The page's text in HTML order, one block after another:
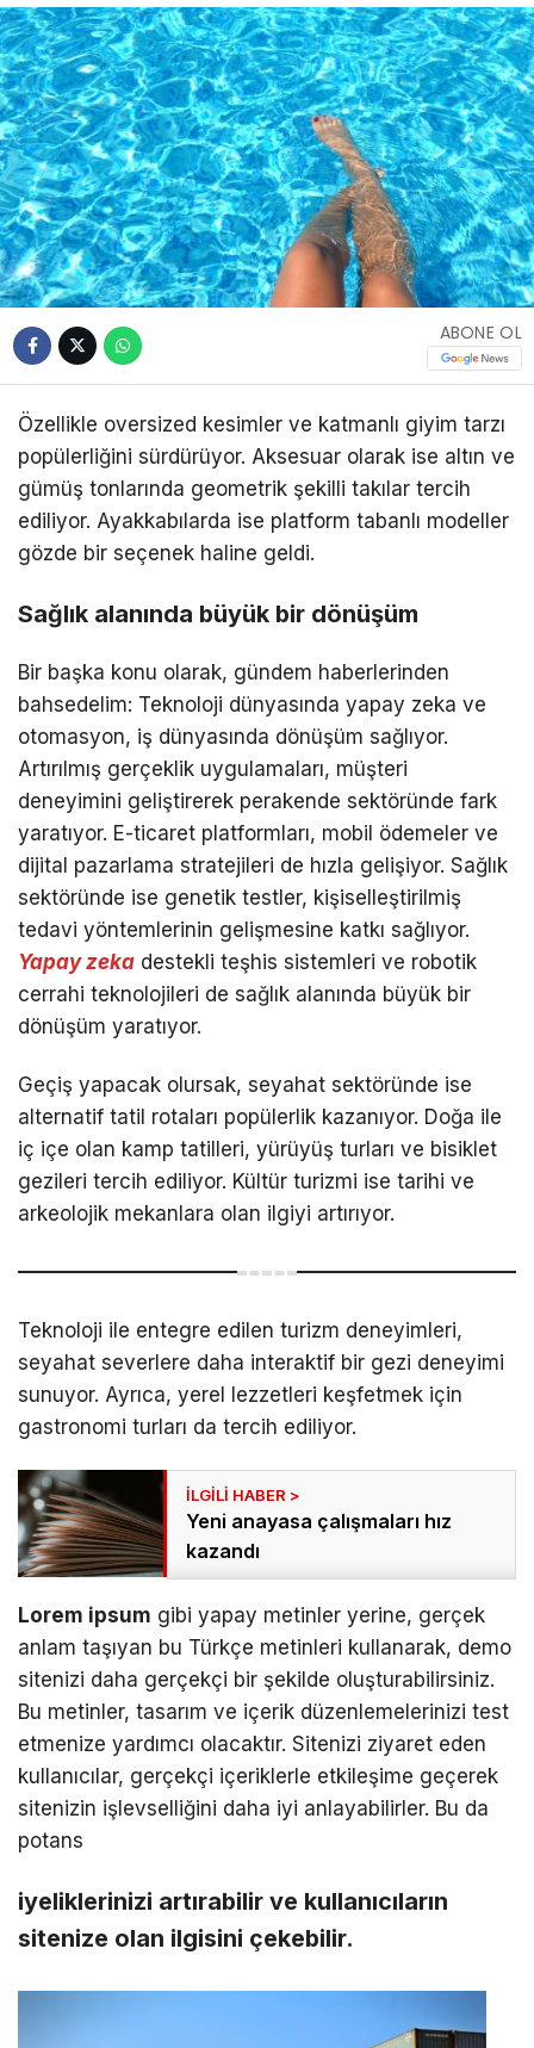
ABONE OL
Özellikle oversized kesimler ve katmanlı giyim tarzı
popülerliğini sürdürüyor. Aksesuar olarak ise altın ve
gümüş tonlarında geometrik şekilli takılar tercih
ediliyor. Ayakkabılarda ise platform tabanlı modeller
gözde bir seçenek haline geldi.
Sağlık alanında büyük bir dönüşüm
Bir başka konu olarak, gündem haberlerinden
bahsedelim: Teknoloji dünyasında yapay zeka ve
otomasyon, iş dünyasında dönüşüm sağlıyor.
Artırılmış gerçeklik uygulamaları, müşteri
deneyimini geliştirerek perakende sektöründe fark
yaratıyor. E-ticaret platformları, mobil ödemeler ve
dijital pazarlama stratejileri de hızla gelişiyor. Sağlık
sektöründe ise genetik testler, kişiselleştirilmiş
tedavi yöntemlerinin gelişmesine katkı sağlıyor.
Yapay zeka destekli teşhis sistemleri ve robotik
cerrahi teknolojileri de sağlık alanında büyük bir
dönüşüm yaratıyor.
Geçiş yapacak olursak, seyahat sektöründe ise
alternatif tatil rotaları popülerlik kazanıyor. Doğa ile
iç içe olan kamp tatilleri, yürüyüş turları ve bisiklet
gezileri tercih ediliyor. Kültür turizmi ise tarihi ve
arkeolojik mekanlara olan ilgiyi artırıyor.
Teknoloji ile entegre edilen turizm deneyimleri,
seyahat severlere daha interaktif bir gezi deneyimi
sunuyor. Ayrıca, yerel lezzetleri keşfetmek için
gastronomi turları da tercih ediliyor.
Yeni anayasa çalışmaları hız
kazandı
Lorem ipsum gibi yapay metinler yerine, gerçek
anlam taşıyan bu Türkçe metinleri kullanarak, demo
sitenizi daha gerçekçi bir şekilde oluşturabilirsiniz.
Bu metinler, tasarım ve içerik düzenlemelerinizi test
etmenize yardımcı olacaktır. Sitenizi ziyaret eden
kullanıcılar, gerçekçi içeriklerle etkileşime geçerek
sitenizin işlevselliğini daha iyi anlayabilirler. Bu da
potans
iyeliklerinizi artırabilir ve kullanıcıların
sitenize olan ilgisini çekebilir.